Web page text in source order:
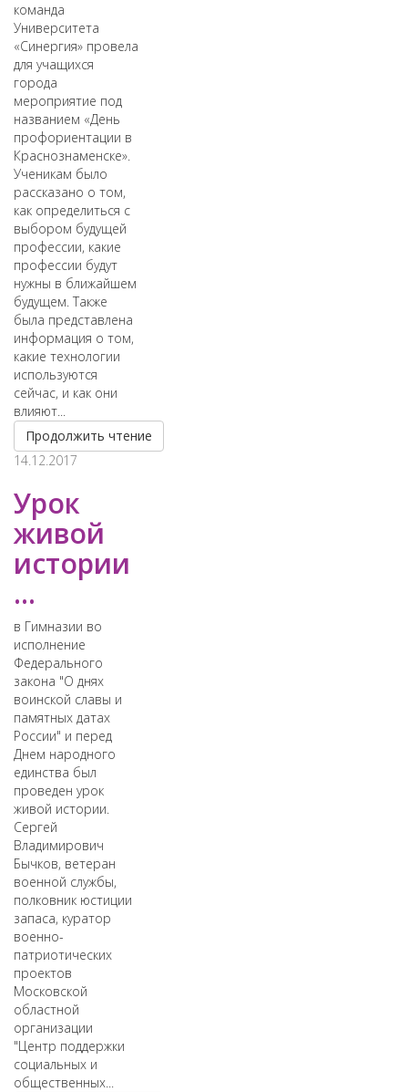
команда
Университета
«Синергия» провела
для учащихся
города
мероприятие под
названием «День
профориентации в
Краснознаменске».
Ученикам было
рассказано о том,
как определиться с
выбором будущей
профессии, какие
профессии будут
нужны в ближайшем
будущем. Также
была представлена
информация о том,
какие технологии
используются
сейчас, и как они
влияют...
Продолжить чтение
14.12.2017
Урок
живой
истории
...
в Гимназии во
исполнение
Федерального
закона "О днях
воинской славы и
памятных датах
России" и перед
Днем народного
единства был
проведен урок
живой истории.
Сергей
Владимирович
Бычков, ветеран
военной службы,
полковник юстиции
запаса, куратор
военно-
патриотических
проектов
Московской
областной
организации
"Центр поддержки
социальных и
общественных...